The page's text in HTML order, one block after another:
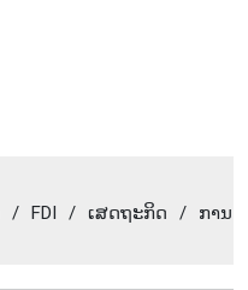
/ FDI / ເສດ​ຖະ​ກິດ /
ການ​